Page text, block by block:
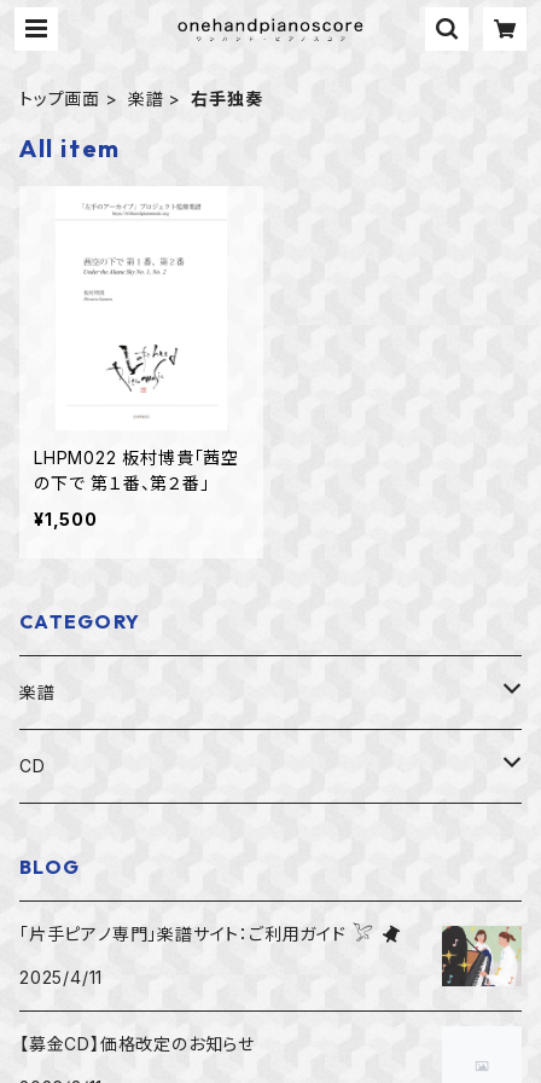
トップ画面 楽譜 右手独奏
All item
LHPM022 板村博貴「茜空
の下で 第１番、第２番」
¥1,500
CATEGORY
楽譜
すべての楽譜
上級者用
CD
左手のピアノ国際コンクールCD
BLOG
「片手ピアノ専門」楽譜サイト：ご利用ガイド 𓅯
2025/4/11
【募金CD】価格改定のお知らせ